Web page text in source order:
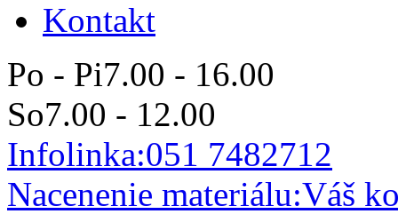
Kontakt
Po - Pi7.00 - 16.00
So7.00 - 12.00
Infolinka:051 7482712
Nacenenie materiálu:Váš